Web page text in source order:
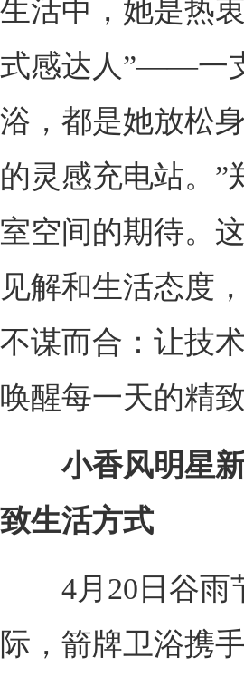
生活中，她是热
式感达人”——一
浴，都是她放松
的灵感充电站。”
室空间的期待。
见解和生活态度
不谋而合：让技
唤醒每一天的精致
小香风明星
致生活方式
4月20日谷雨
际，箭牌卫浴携